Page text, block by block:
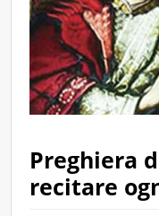
Preghiera
recitare